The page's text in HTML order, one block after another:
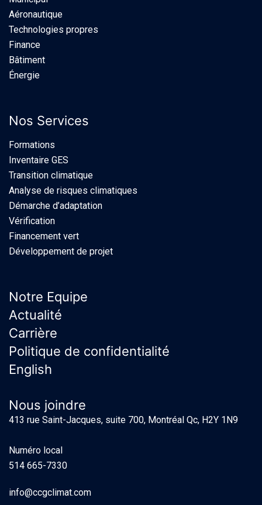
Aéronautique
Technologies propres
Finance
Bâtiment
Énergie
Nos Services
Formations
Inventaire GES
Transition climatique
Analyse de risques climatiques
Démarche d’adaptation
Vérification
Financement vert
Développement de projet
Notre Equipe
Actualité
Carrière
Politique de confidentialité
English
Nous joindre
413 rue Saint-Jacques, suite 700, Montréal Qc, H2Y 1N9
Numéro local
514 665-7330
info@ccgclimat.com